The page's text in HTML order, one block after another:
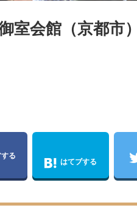
室会館（京都市
る
はてブする